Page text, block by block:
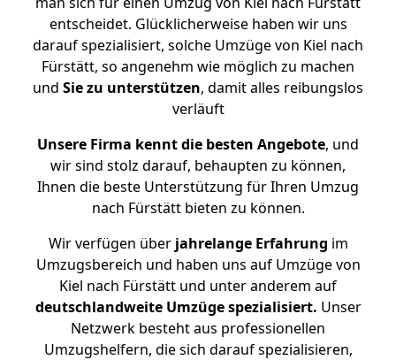
entscheidet. Glücklicherweise haben wir uns
darauf spezialisiert, solche Umzüge von Kiel nach
Fürstätt, so angenehm wie möglich zu machen
und Sie zu unterstützen, damit alles reibungslos
verläuft
Unsere Firma kennt die besten Angebote, und
wir sind stolz darauf, behaupten zu können,
Ihnen die beste Unterstützung für Ihren Umzug
nach Fürstätt bieten zu können.
Wir verfügen überjahrelange Erfahrung im
Umzugsbereich und haben uns auf Umzüge von
Kiel nach Fürstätt und unter anderem auf
deutschlandweite Umzüge spezialisiert. Unser
Netzwerk besteht aus professionellen
Umzugshelfern, die sich darauf spezialisieren,